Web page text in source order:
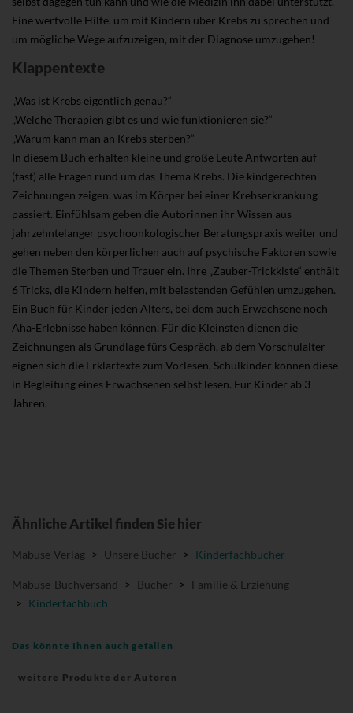
Eine wertvolle Hilfe, um mit Kindern über Krebs zu sprechen und
um mögliche Wege aufzuzeigen, mit der Diagnose umzugehen!
Klappentexte
„Was ist Krebs eigentlich genau?“
„Welche Therapien gibt es und wie funktionieren sie?“
„Warum kann man an Krebs sterben?“
In diesem Buch erhalten kleine und große Leute Antworten auf
(fast) alle Fragen rund um das Thema Krebs. Die kindgerechten
Zeichnungen zeigen, was im Körper bei einer Krebserkrankung
passiert. Einfühlsam geben die Autorinnen ihr Wissen aus
jahrzehntelanger psychoonkologischer Beratungspraxis weiter und
gehen neben den körperlichen auch auf psychische Faktoren sowie
die Themen Sterben und Trauer ein. Ihre „Zauber-Trickkiste“ enthält
6 Tricks, die Kindern helfen, mit belastenden Gefühlen umzugehen.
Ein Buch für Kinder jeden Alters, bei dem auch Erwachsene noch
Aha-Erlebnisse haben können. Für die Kleinsten dienen die
Zeichnungen als Grundlage fürs Gespräch, ab dem Vorschulalter
eignen sich die Erklärtexte zum Vorlesen, Schulkinder können diese
in Begleitung eines Erwachsenen selbst lesen. Für Kinder ab 3
Jahren.
Ähnliche Artikel finden Sie hier
Mabuse-Verlag > Unsere Bücher > Kinderfachbücher
Mabuse-Buchversand > Bücher > Familie & Erziehung
> Kinderfachbuch
Das könnte Ihnen auch gefallen
weitere Produkte der Autoren